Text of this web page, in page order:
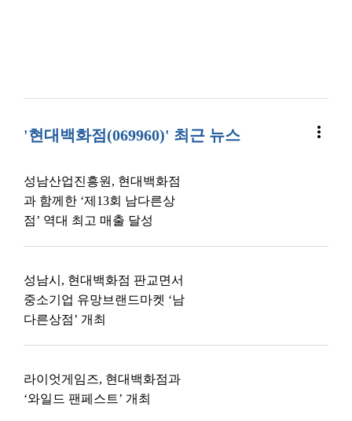
'현대백화점(069960)' 최근 뉴스 more_vert
성남산업진흥원, 현대백화점
과 함께한 ‘제13회 남다른상
점’ 역대 최고 매출 달성
성남시, 현대백화점 판교면서
중소기업 유망브랜드마켓 ‘남
다른상점’ 개최
라이엇게임즈, 현대백화점과
‘와일드 팬페스트’ 개최